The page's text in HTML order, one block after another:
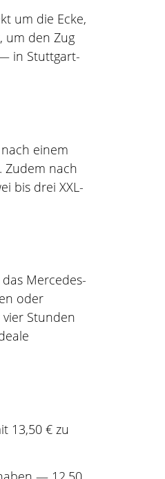
um die Ecke,
den Zug
in Stuttgart-
einem
nach
bis drei XXL-
Mercedes-
oder
Stunden
13,50 € zu